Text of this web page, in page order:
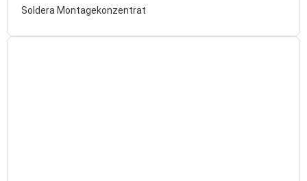
Soldera Montagekonzentrat